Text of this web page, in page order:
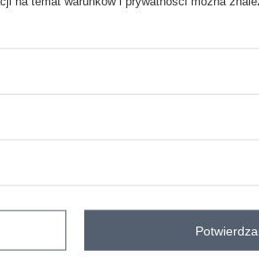
Kod produktu
RV-BL-8232.27X
RUE PARIS